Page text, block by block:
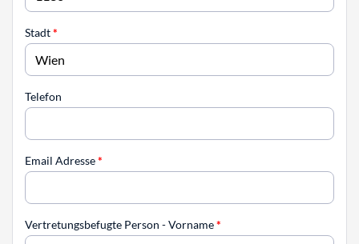
Stadt*
Telefon
Email Adresse*
Vertretungsbefugte Person - Vorname*